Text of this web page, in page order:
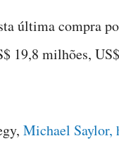
última compra
19,8 milhões,
Michael Saylor,